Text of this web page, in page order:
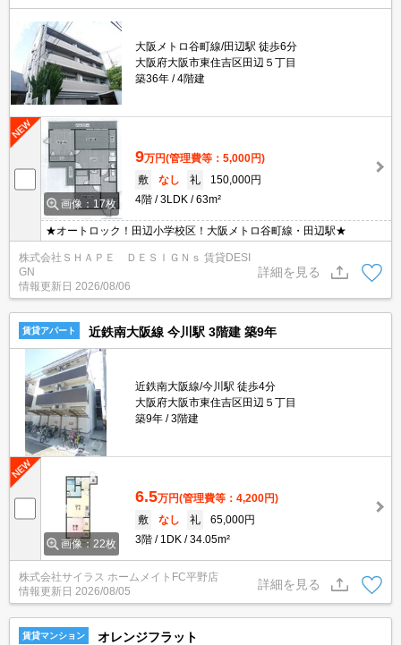
大阪メトロ谷町線/田辺駅 徒歩6分
大阪府大阪市東住吉区田辺５丁目
築36年
4階建
画像：17枚
9万円(管理費等：5,000円)
敷
なし 礼
150,000円
4階
3LDK 63m²
★オートロック！田辺小学校区！大阪メトロ谷町線・田辺駅★
株式会社ＳＨＡＰＥ ＤＥＳＩＧＮｓ 賃貸DESI
GN
情報更新日 2026/08/06
詳細を見る
賃貸アパート 近鉄南大阪線 今川駅 3階建 築9年
近鉄南大阪線/今川駅 徒歩4分
大阪府大阪市東住吉区田辺５丁目
築9年
3階建
画像：22枚
6.5万円(管理費等：4,200円)
敷
なし 礼
65,000円
3階
1DK 34.05m²
株式会社サイラス ホームメイトFC平野店
情報更新日 2026/08/05
詳細を見る
賃貸マンション オレンジフラット